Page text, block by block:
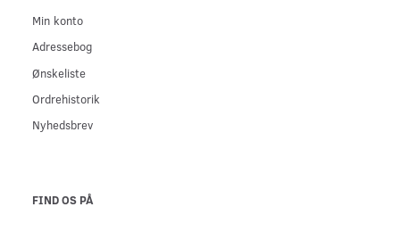
Min konto
Adressebog
Ønskeliste
Ordrehistorik
Nyhedsbrev
FIND OS PÅ